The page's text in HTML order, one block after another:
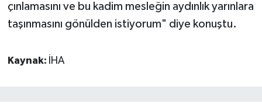
çınlamasını ve bu kadim mesleğin aydınlık yarınlara
taşınmasını gönülden istiyorum" diye konuştu.
Kaynak: İHA